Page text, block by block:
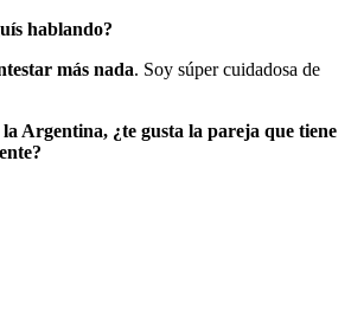
hablando?
más nada. Soy súper cuidadosa de
Argentina, ¿te gusta la pareja que tiene